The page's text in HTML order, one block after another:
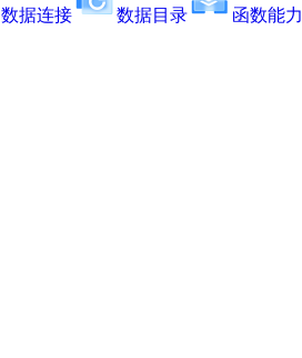
数据连接 数据目录 函数能力